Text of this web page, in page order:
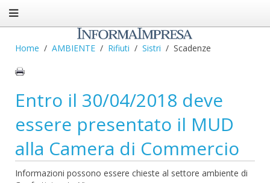
Home AMBIENTE Rifiuti Sistri Scadenze
Entro il 30/04/2018 deve
essere presentato il MUD
alla Camera di Commercio
Informazioni possono essere chieste al settore ambiente di